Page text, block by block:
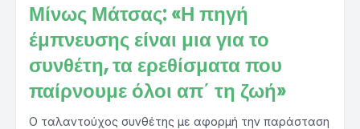
Μίνως Μάτσας: «Η πηγή
έμπνευσης είναι μια για το
συνθέτη, τα ερεθίσματα που
παίρνουμε όλοι απ΄ τη ζωή»
Ο ταλαντούχος συνθέτης με αφορμή την παράσταση